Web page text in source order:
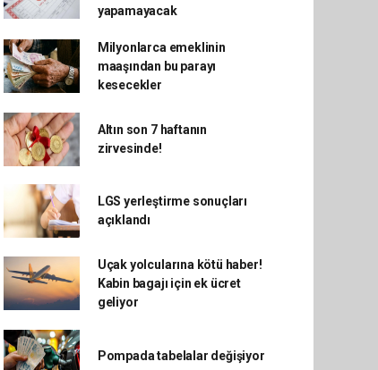
yapamayacak
Milyonlarca emeklinin
maaşından bu parayı
kesecekler
Altın son 7 haftanın
zirvesinde!
LGS yerleştirme sonuçları
açıklandı
Uçak yolcularına kötü haber!
Kabin bagajı için ek ücret
geliyor
Pompada tabelalar değişiyor